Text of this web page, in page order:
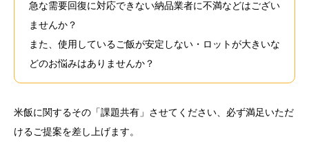
急な需要回復に対応できない納品業者に不満などはござい
ませんか？
また、使用しているご飯が安定しない・ロットが大きいな
どのお悩みはありませんか？
米飯に関するその「課題共有」させてください、必ず満足いただ
けるご提案を差し上げます。